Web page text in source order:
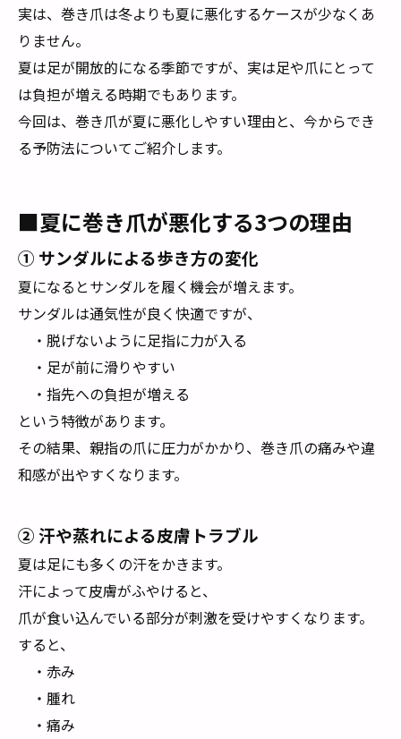
実は、巻き爪は冬よりも夏に悪化するケースが少なくあ
りません。
夏は足が開放的になる季節ですが、実は足や爪にとって
は負担が増える時期でもあります。
今回は、巻き爪が夏に悪化しやすい理由と、今からでき
る予防法についてご紹介します。
■夏に巻き爪が悪化する3つの理由
① サンダルによる歩き方の変化
夏になるとサンダルを履く機会が増えます。
サンダルは通気性が良く快適ですが、
・脱げないように足指に力が入る
・足が前に滑りやすい
・指先への負担が増える
という特徴があります。
その結果、親指の爪に圧力がかかり、巻き爪の痛みや違
和感が出やすくなります。
② 汗や蒸れによる皮膚トラブル
夏は足にも多くの汗をかきます。
汗によって皮膚がふやけると、
爪が食い込んでいる部分が刺激を受けやすくなります。
すると、
・赤み
・腫れ
・痛み